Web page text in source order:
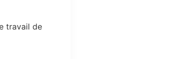
travail de